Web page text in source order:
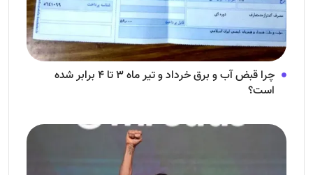
چرا قبض آب و برق خرداد و تیر ماه ۳ تا ۴ برابر شده
است؟